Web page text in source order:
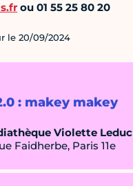
: makey makey
Violette Leduc
Faidherbe, Paris 11e
ou 01 55 25 80 20
le 20/09/2024